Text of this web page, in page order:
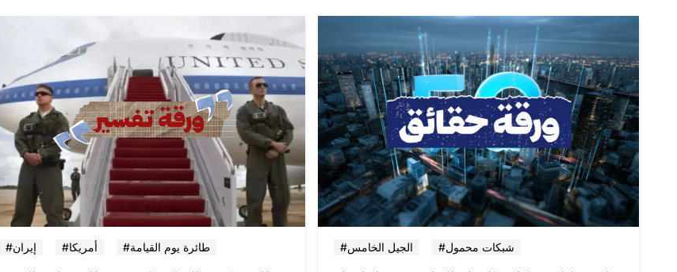
#إيران #أمريكا #طائرة يوم القيامة #الجيل الخامس #شبكات محمول